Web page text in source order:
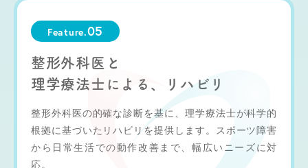
Feature.05
整形外科医と
理学療法士による、リハビリ
整形外科医の的確な診断を基に、理学療法士が科学的
根拠に基づいたリハビリを提供します。スポーツ障害
から日常生活での動作改善まで、幅広いニーズに対
応。